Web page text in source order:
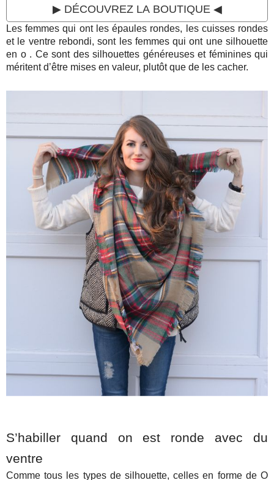
▶ DÉCOUVREZ LA BOUTIQUE ◀
Les femmes qui ont les épaules rondes, les cuisses rondes
et le ventre rebondi, sont les femmes qui ont une silhouette
en o . Ce sont des silhouettes généreuses et féminines qui
méritent d’être mises en valeur, plutôt que de les cacher.
S’habiller quand on est ronde avec du
ventre
Comme tous les types de silhouette, celles en forme de O